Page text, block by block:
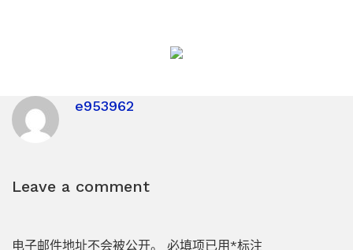
e953962
Leave a comment
电子邮件地址不会被公开。 必填项已用*标注